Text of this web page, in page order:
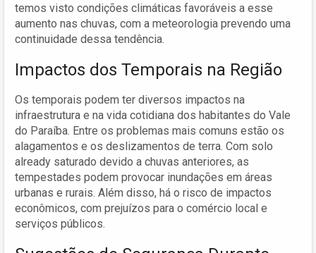
temos visto condições climáticas favoráveis a esse
aumento nas chuvas, com a meteorologia prevendo uma
continuidade dessa tendência.
Impactos dos Temporais na Região
Os temporais podem ter diversos impactos na
infraestrutura e na vida cotidiana dos habitantes do Vale
do Paraíba. Entre os problemas mais comuns estão os
alagamentos e os deslizamentos de terra. Com solo
already saturado devido a chuvas anteriores, as
tempestades podem provocar inundações em áreas
urbanas e rurais. Além disso, há o risco de impactos
econômicos, com prejuízos para o comércio local e
serviços públicos.